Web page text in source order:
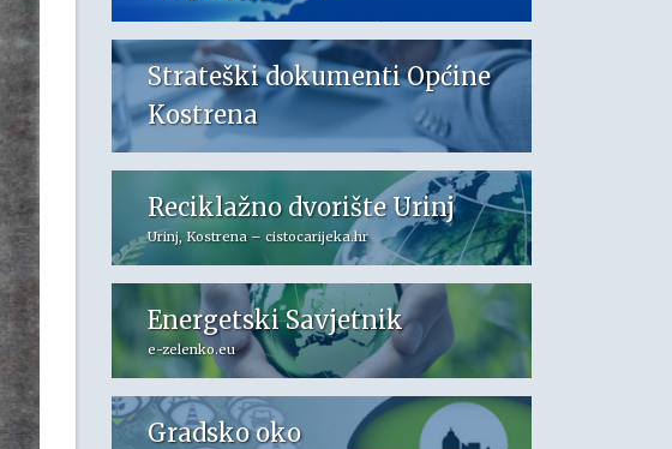
Strateški dokumenti Općine
Kostrena
Reciklažno dvorište Urinj
Urinj, Kostrena – cistocarijeka.hr
Energetski Savjetnik
e-zelenko.eu
Gradsko oko